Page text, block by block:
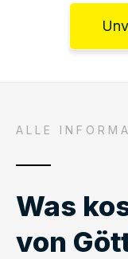
ALLE
Was
von